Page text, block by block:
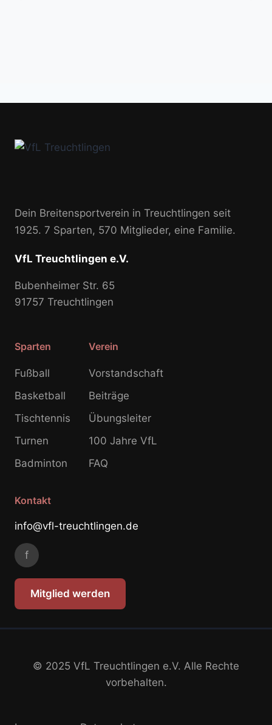
Dein Breitensportverein in Treuchtlingen seit
1925. 7 Sparten, 570 Mitglieder, eine Familie.
VfL Treuchtlingen e.V.
Bubenheimer Str. 65
91757 Treuchtlingen
Sparten
Fußball
Basketball
Tischtennis
Turnen
Badminton
Verein
Vorstandschaft
Beiträge
Übungsleiter
100 Jahre VfL
FAQ
Kontakt
info@vfl-treuchtlingen.de
f
Mitglied werden
© 2025 VfL Treuchtlingen e.V. Alle Rechte
vorbehalten.